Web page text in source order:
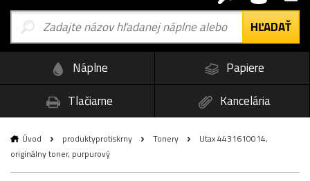
Náplne
Papiere
Tlačiarne
Kancelária
Úvod produktyprotiskrny Tonery
Utax 4431610014,
originálny toner, purpurový